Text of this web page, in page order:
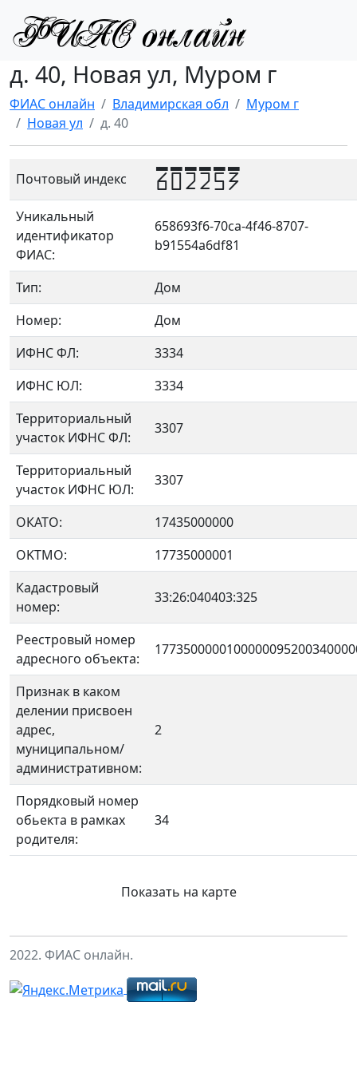
д. 40, Новая ул, Муром г
ФИАС онлайн Владимирская обл
Муром г
Новая ул
д. 40
Почтовый индекс 602253
Уникальный
идентификатор
ФИАС:
658693f6-70ca-4f46-8707-
b91554a6df81
Тип:
Дом
Номер:
Дом
ИФНС ФЛ:
3334
ИФНС ЮЛ:
3334
Территориальный
участок ИФНС ФЛ:
3307
Территориальный
участок ИФНС ЮЛ:
3307
ОКАТО:
17435000000
OKTMO:
17735000001
Кадастровый
номер:
33:26:040403:325
Реестровый номер
адресного объекта:
Признак в каком
делении присвоен
адрес,
муниципальном/
административном:
2
Порядковый номер
обьекта в рамках
родителя:
34
Показать на карте
2022. ФИАС онлайн.